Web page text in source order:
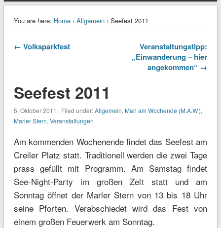
You are here: Home› Allgemein› Seefest 2011
← Volksparkfest
Veranstaltungstipp:
„Einwanderung – hier
angekommen“ →
Seefest 2011
5. Oktober 2011 | Filed under:Allgemein, Marl am Wochende (M.A.W.),
Marler Stern, Veranstaltungen
Am kommenden Wochenende findet das Seefest am
Creiler Platz statt. Traditionell werden die zwei Tage
prass gefüllt mit Programm. Am Samstag findet
See-Night-Party im großen Zelt statt und am
Sonntag öffnet der Marler Stern von 13 bis 18 Uhr
seine Pforten. Verabschiedet wird das Fest von
einem großen Feuerwerk am Sonntag.